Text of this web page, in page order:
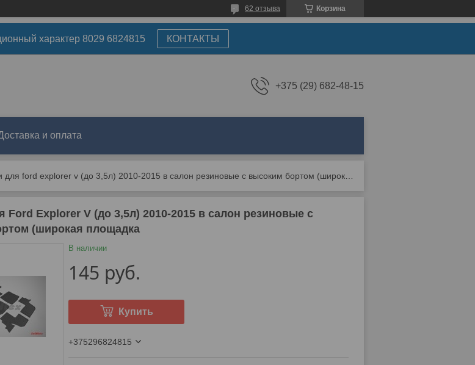
Корзина
62 отзыва
характер 8029 6824815 КОНТАКТЫ
+375 (29) 682-48-15
и оплата
Коврики для ford explorer v (до 3,5л) 2010-2015 в салон резиновые с высоким бортом (широкая площадка
Ford Explorer V (до 3,5л) 2010-2015 в салон резиновые с
(широкая площадка
В наличии
145 руб.
Купить
+375296824815